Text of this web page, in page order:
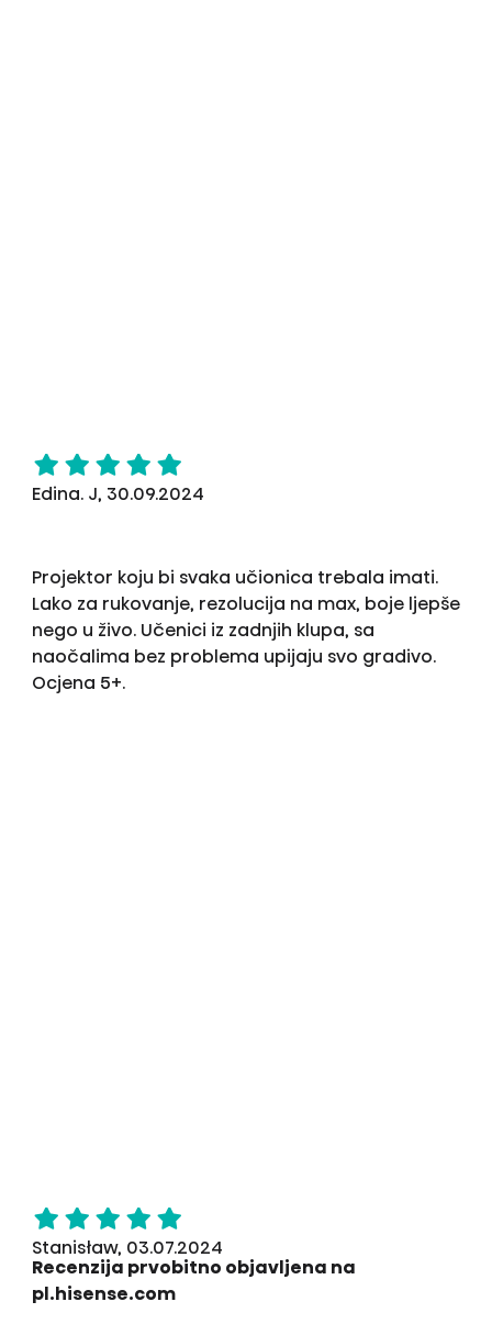
Edina. J, 30.09.2024
Projektor koju bi svaka učionica trebala imati.
Lako za rukovanje, rezolucija na max, boje ljepše
nego u živo. Učenici iz zadnjih klupa, sa
naočalima bez problema upijaju svo gradivo.
Ocjena 5+.
Stanisław, 03.07.2024
Recenzija prvobitno objavljena na
pl.hisense.com